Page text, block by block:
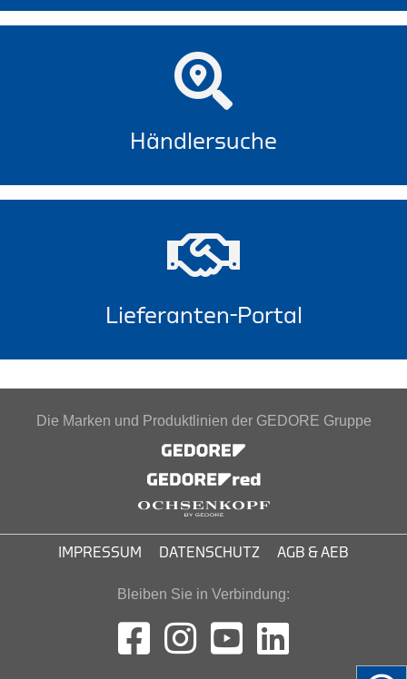
Händlersuche
Lieferanten-Portal
Die Marken und Produktlinien der GEDORE Gruppe
IMPRESSUM DATENSCHUTZ AGB & AEB
Bleiben Sie in Verbindung: